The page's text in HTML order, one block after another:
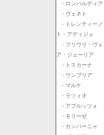
- ロンバルディア
- ヴェネト
- トレンティーノ
ト・アディジェ
- フリウリ・ヴェ
ア・ジューリア
- トスカーナ
- ウンブリア
- マルケ
- ラツィオ
- アブルッツォ
- モリーゼ
- カンパーニャ